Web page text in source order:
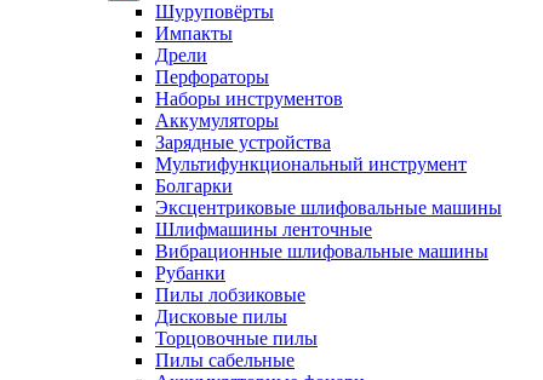
Шуруповёрты
Импакты
Дрели
Перфораторы
Наборы инструментов
Аккумуляторы
Зарядные устройства
Мультифункциональный инструмент
Болгарки
Эксцентриковые шлифовальные машины
Шлифмашины ленточные
Вибрационные шлифовальные машины
Рубанки
Пилы лобзиковые
Дисковые пилы
Торцовочные пилы
Пилы сабельные